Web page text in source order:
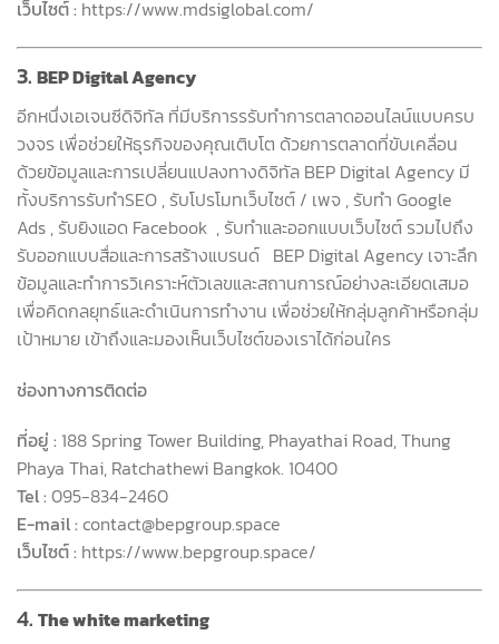
เว็บไซต์ : https://www.mdsiglobal.com/
3. BEP Digital Agency
อีกหนึ่งเอเจนซีดิจิทัล ที่มีบริการรรับทำการตลาดออนไลน์แบบครบ
วงจร เพื่อช่วยให้ธุรกิจของคุณเติบโต ด้วยการตลาดที่ขับเคลื่อน
ด้วยข้อมูลและการเปลี่ยนแปลงทางดิจิทัล BEP Digital Agency มี
ทั้งบริการรับทำSEO , รับโปรโมทเว็บไซต์ / เพจ , รับทำ Google
Ads , รับยิงแอด Facebook , รับทำและออกแบบเว็บไซต์ รวมไปถึง
รับออกแบบสื่อและการสร้างแบรนด์ BEP Digital Agency เจาะลึก
ข้อมูลและทำการวิเคราะห์ตัวเลขและสถานการณ์อย่างละเอียดเสมอ
เพื่อคิดกลยุทธ์และดำเนินการทำงาน เพื่อช่วยให้กลุ่มลูกค้าหรือกลุ่ม
เป้าหมาย เข้าถึงและมองเห็นเว็บไซต์ของเราได้ก่อนใคร
ช่องทางการติดต่อ
ที่อยู่ : 188 Spring Tower Building, Phayathai Road, Thung
Phaya Thai, Ratchathewi Bangkok. 10400
Tel : 095-834-2460
E-mail : contact@bepgroup.space
เว็บไซต์ : https://www.bepgroup.space/
4. The white marketing